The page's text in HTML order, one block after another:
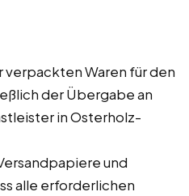
Waren für den
der Übergabe an
in Osterholz-
und
alle erforderlichen